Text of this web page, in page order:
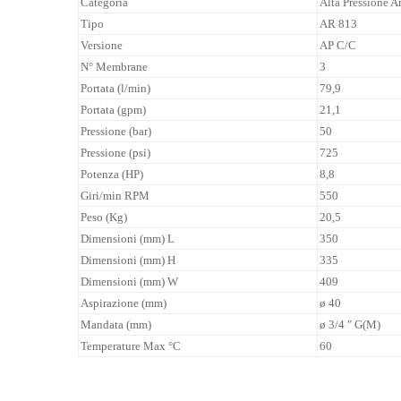
Tipo
AR 813
Versione
AP C/C
N° Membrane
3
Portata (l/min)
79,9
Portata (gpm)
21,1
Pressione (bar)
50
Pressione (psi)
725
Potenza (HP)
8,8
Giri/min RPM
550
Peso (Kg)
20,5
Dimensioni (mm) L
350
Dimensioni (mm) H
335
Dimensioni (mm) W
409
Aspirazione (mm)
ø 40
Mandata (mm)
ø 3/4 " G(M)
Temperature Max °C
60